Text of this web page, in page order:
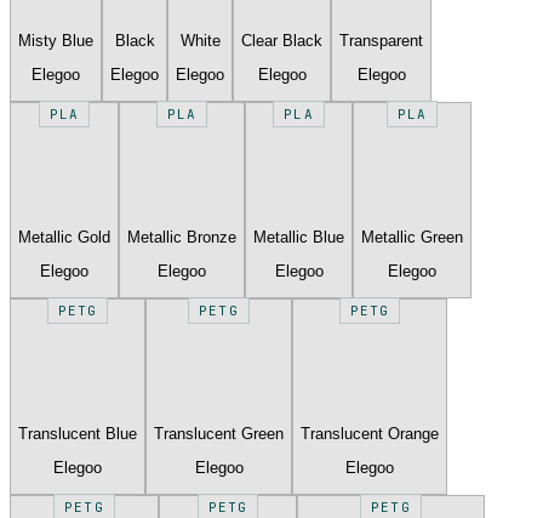
Misty Blue
Elegoo
Black
Elegoo
White
Elegoo
Clear Black
Elegoo
Transparent
Elegoo
PLA
Metallic Gold
Elegoo
PLA
Metallic Bronze
Elegoo
PLA
Metallic Blue
Elegoo
PLA
Metallic Green
Elegoo
PETG
Translucent Blue
Elegoo
PETG
Translucent Green
Elegoo
PETG
Translucent Orange
Elegoo
PETG PETG PETG